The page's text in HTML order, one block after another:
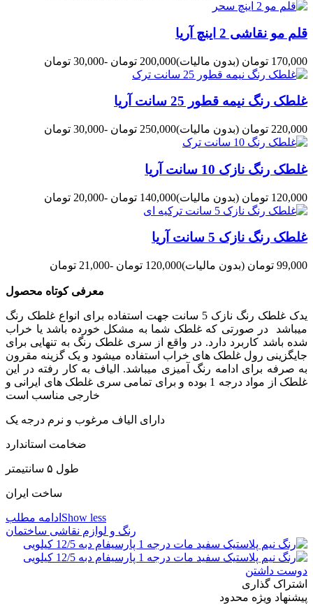
قلم مو نقاشی 2 اینچ آریا
170,000 تومان (بدون مالیات)200,000 تومان -30,000 تومان
غلطک رنگ نیمه قطور 25 سانت آریا
220,000 تومان (بدون مالیات)250,000 تومان -30,000 تومان
غلطک رنگ نازک 10 سانت آریا
120,000 تومان (بدون مالیات)140,000 تومان -20,000 تومان
غلطک رنگ نازک 5 سانت آریا
99,000 تومان (بدون مالیات)120,000 تومان -21,000 تومان
معرفی کوتاه محصول
یدک غلطک رنگ نازک 5 سانت جهت استفاده برای انواع غلطک رنگ
میباشد در صورتی که غلطک شما به مشکل خورده باشد یا خراب
شده باشد کاربرد دارد. در واقع از سری غلطک رنگ به تنهایی برای
جایگزینی رول غلطک های خراب استفاده میشود و یک گزینه مقرون
به صرفه برای ادامه رنگ آمیزی میباشد. الیاف به کار رفته در این
غلطک از مواد درجه 1 بوده و برای تمامی سری غلطک های ایرانی و
خارجی مناسب است
دارای الیاف مرغوب و نرم درجه یک
ضخامت استاندارد
طول ۵ سانتیمتر
ساخت ایران
ادامه مطلب Show less
رنگ و لوازم نقاشی ساختمان
دوست داشتن
اشتراک گذاری
پیشنهاد ویژه محدود